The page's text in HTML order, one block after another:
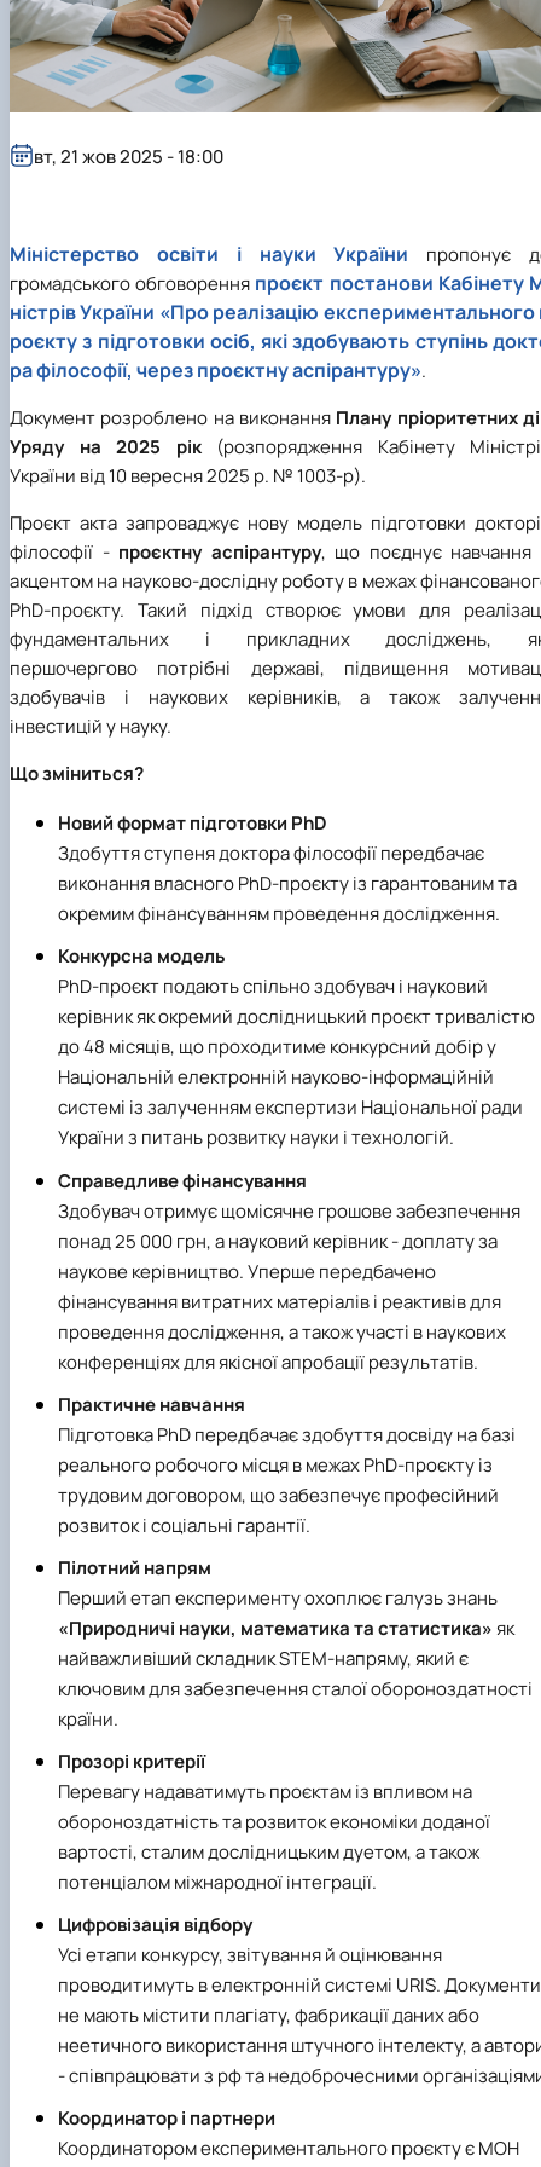
Міністерство освіти і науки України пропонує
громадського обговорення проєкт постанови Кабінету
ністрів України «Про реалізацію експериментального
роєкту з підготовки осіб, які здобувають ступінь
ра філософії, через проєктну аспірантуру».
Документ розроблено на виконання Плану пріоритетних
Уряду на 2025 рік(розпорядження Кабінету
України від 10 вересня 2025 р. № 1003-р).
Проєкт акта запроваджує нову модель підготовки
філософії - проєктну аспірантуру, що поєднує навчання
акцентом на науково-дослідну роботу в межах
PhD-проєкту. Такий підхід створює умови для
фундаментальних і прикладних досліджень,
першочергово потрібні державі, підвищення
здобувачів і наукових керівників, а також
інвестицій у науку.
Що зміниться?
Новий формат підготовки PhD
Здобуття ступеня доктора філософії передбачає
виконання власного PhD-проєкту із гарантованим та
окремим фінансуванням проведення дослідження.
Конкурсна модель
PhD-проєкт подають спільно здобувач і науковий
керівник як окремий дослідницький проєкт тривалістю
до 48 місяців, що проходитиме конкурсний добір у
Національній електронній науково-інформаційній
системі із залученням експертизи Національної ради
України з питань розвитку науки і технологій.
Справедливе фінансування
Здобувач отримує щомісячне грошове забезпечення
понад 25 000 грн, а науковий керівник - доплату за
наукове керівництво. Уперше передбачено
фінансування витратних матеріалів і реактивів для
проведення дослідження, а також участі в наукових
конференціях для якісної апробації результатів.
Практичне навчання
Підготовка PhD передбачає здобуття досвіду на базі
реального робочого місця в межах PhD-проєкту із
трудовим договором, що забезпечує професійний
розвиток і соціальні гарантії.
Пілотний напрям
Перший етап експерименту охоплює галузь знань
«Природничі науки, математика та статистика»як
найважливіший складник STEM-напряму, який є
ключовим для забезпечення сталої обороноздатності
країни.
Прозорі критерії
Перевагу надаватимуть проєктам із впливом на
обороноздатність та розвиток економіки доданої
вартості, сталим дослідницьким дуетом, а також
потенціалом міжнародної інтеграції.
Цифровізація відбору
Усі етапи конкурсу, звітування й оцінювання
проводитимуть в електронній системі URIS. Документи
не мають містити плагіату, фабрикації даних або
неетичного використання штучного інтелекту, а
- співпрацювати з рф та недоброчесними
Координатор і партнери
Координатором експериментального проєкту є МОН
вт, 21 жов 2025 - 18:00